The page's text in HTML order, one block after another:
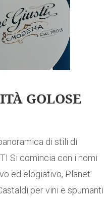
GOLOSE
di stili di
Si comincia con i nomi
ed elogiativo, Planet
per vini e spumanti